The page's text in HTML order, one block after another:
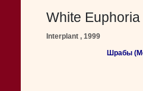
White Euphoria
Interplant , 1999
Шрабы